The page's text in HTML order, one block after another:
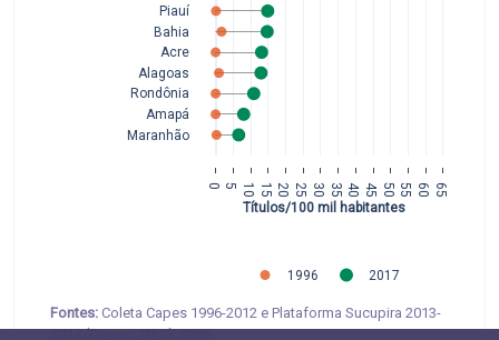
0 5 10 15 20 25 30 35 40 45 50 55 60 65
Maranhão
Amapá
Rondônia
Alagoas
Acre
Bahia
Piauí
1996 2017
Títulos/100 mil habitantes
Fontes: Coleta Capes 1996-2012 e Plataforma Sucupira 2013-
2017 (Capes/ MEC); IBGE